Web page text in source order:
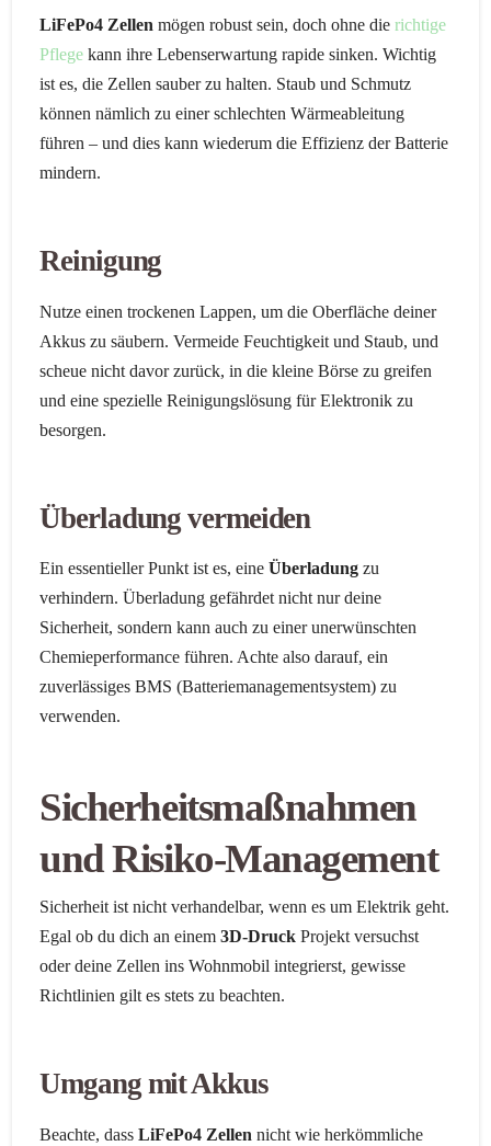
LiFePo4 Zellen mögen robust sein, doch ohne dierichtige
Pflege kann ihre Lebenserwartung rapide sinken. Wichtig
ist es, die Zellen sauber zu halten. Staub und Schmutz
können nämlich zu einer schlechten Wärmeableitung
führen – und dies kann wiederum die Effizienz der Batterie
mindern.
Reinigung
Nutze einen trockenen Lappen, um die Oberfläche deiner
Akkus zu säubern. Vermeide Feuchtigkeit und Staub, und
scheue nicht davor zurück, in die kleine Börse zu greifen
und eine spezielle Reinigungslösung für Elektronik zu
besorgen.
Überladung vermeiden
Ein essentieller Punkt ist es, eineÜberladung zu
verhindern. Überladung gefährdet nicht nur deine
Sicherheit, sondern kann auch zu einer unerwünschten
Chemieperformance führen. Achte also darauf, ein
zuverlässiges BMS (Batteriemanagementsystem) zu
verwenden.
Sicherheitsmaßnahmen
und Risiko-Management
Sicherheit ist nicht verhandelbar, wenn es um Elektrik geht.
Egal ob du dich an einem3D-Druck Projekt versuchst
oder deine Zellen ins Wohnmobil integrierst, gewisse
Richtlinien gilt es stets zu beachten.
Umgang mit Akkus
Beachte, dassLiFePo4 Zellen nicht wie herkömmliche